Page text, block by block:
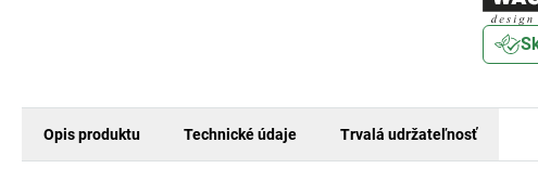
Opis produktu Technické údaje Trvalá udržateľnosť